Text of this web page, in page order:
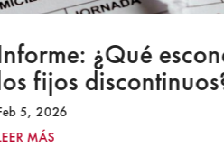
¿Qué
fijos
5, 2026
MÁS